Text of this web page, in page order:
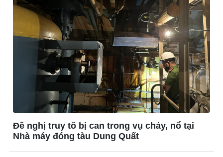
Du lịch
Tư vấn
Săn Tour
check-in
Đề nghị truy tố bị can trong vụ cháy, nổ tại
Nhà máy đóng tàu Dung Quất